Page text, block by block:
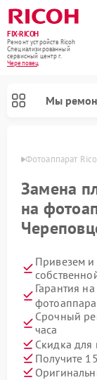
FIX-RICOH
Ремонт устройств Ricoh
Специализированный
cервисный центр г.
Череповец
Мы
Фотоаппарат
Замена
на
Привезем и
Гарантия
Срочный
часа
Скидка для
Получите